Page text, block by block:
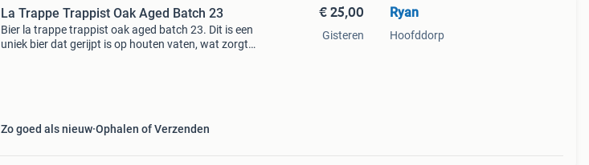
La Trappe Trappist Oak Aged Batch 23
Bier la trappe trappist oak aged batch 23. Dit is een
uniek bier dat gerijpt is op houten vaten, wat zorgt
Zo goed als nieuw Ophalen of Verzenden
€ 25,00
Gisteren
Ryan
Hoofddorp